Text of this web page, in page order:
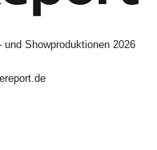
Showproduktionen 2026